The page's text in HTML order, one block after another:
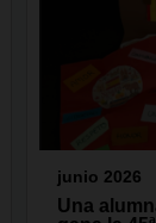
junio 2026
Una